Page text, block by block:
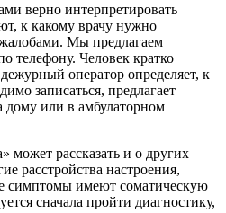
верно интерпретировать
к какому врачу нужно
Мы предлагаем
телефону. Человек кратко
оператор определяет, к
записаться, предлагает
или в амбулаторном
может рассказать и о других
расстройства настроения,
симптомы имеют соматическую
сначала пройти диагностику,